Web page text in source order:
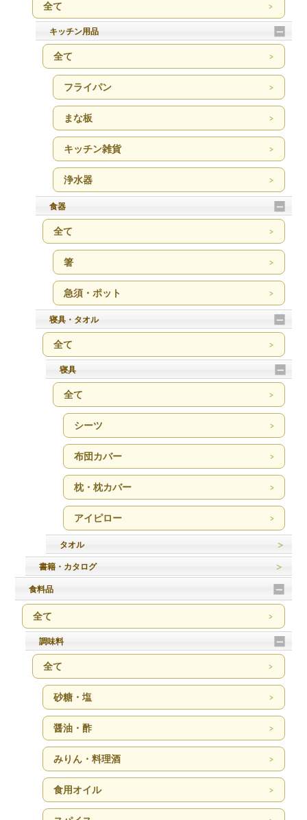
全て
キッチン用品
全て
フライパン
まな板
キッチン雑貨
浄水器
食器
全て
箸
急須・ポット
寝具・タオル
全て
寝具
全て
シーツ
布団カバー
枕・枕カバー
アイピロー
タオル
書籍・カタログ
食料品
全て
調味料
全て
砂糖・塩
醤油・酢
みりん・料理酒
食用オイル